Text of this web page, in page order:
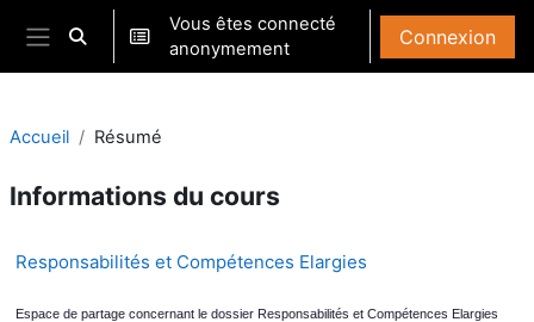
Passer au contenu principal
Panneau latéral
Activer/désactiver la saisie de recherche
Vous êtes connecté
anonymement
Connexion
Accueil Résumé
Informations du cours
Responsabilités et Compétences Elargies
Espace de partage concernant le dossier Responsabilités et Compétences Elargies